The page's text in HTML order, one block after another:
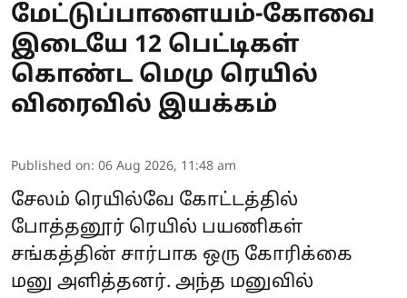
மேட்டுப்பாளையம்-கோவை
இடையே 12 பெட்டிகள்
கொண்ட மெமு ரெயில்
விரைவில் இயக்கம்
Published on: 06 Aug 2026, 11:48 am
சேலம் ரெயில்வே கோட்டத்தில்
போத்தனூர் ரெயில் பயணிகள்
சங்கத்தின் சார்பாக ஒரு கோரிக்கை
மனு அளித்தனர். அந்த மனுவில்